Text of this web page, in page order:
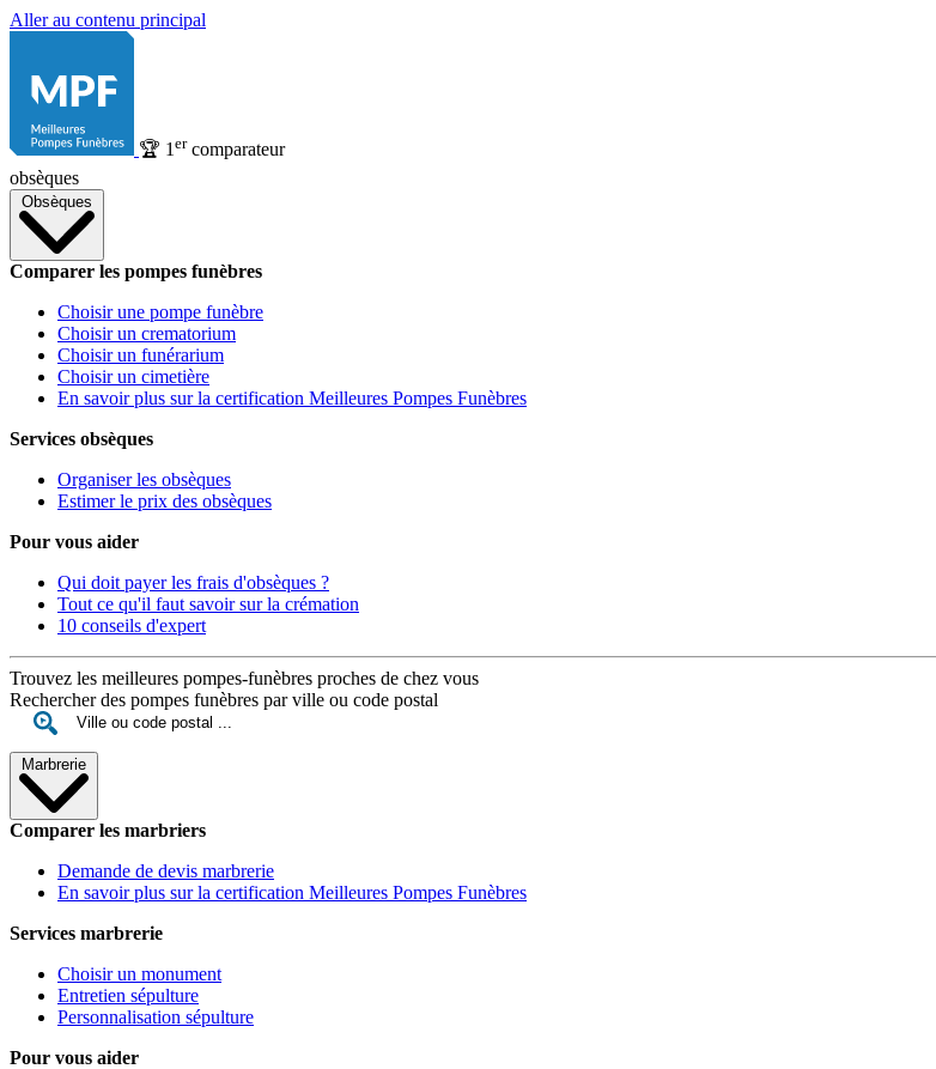
Aller au contenu principal
🏆 1 ercomparateur
obsèques
Obsèques
Comparer les pompes funèbres
Choisir une pompe funèbre
Choisir un crematorium
Choisir un funérarium
Choisir un cimetière
En savoir plus sur la certification Meilleures Pompes Funèbres
Services obsèques
Organiser les obsèques
Estimer le prix des obsèques
Pour vous aider
Qui doit payer les frais d'obsèques ?
Tout ce qu'il faut savoir sur la crémation
10 conseils d'expert
Trouvez les meilleures pompes-funèbres proches de chez vous
Rechercher des pompes funèbres par ville ou code postal
Marbrerie
Comparer les marbriers
Demande de devis marbrerie
En savoir plus sur la certification Meilleures Pompes Funèbres
Services marbrerie
Choisir un monument
Entretien sépulture
Personnalisation sépulture
Pour vous aider